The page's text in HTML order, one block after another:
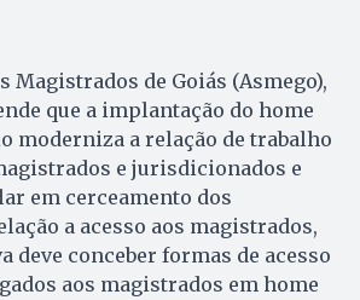
Magistrados de Goiás (Asmego),
que a implantação do home
moderniza a relação de trabalho
e jurisdicionados e
em cerceamento dos
a acesso aos magistrados,
deve conceber formas de acesso
aos magistrados em home